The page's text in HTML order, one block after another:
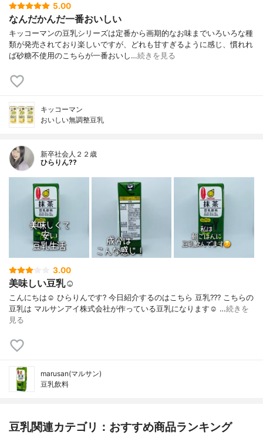
5.00
なんだかんだ一番おいしい
キッコーマンの豆乳シリーズは定番から画期的なお味までいろいろな種
類が発売されており楽しいですが、どれも甘すぎるように感じ、慣れれ
ば砂糖不使用のこちらが一番おいし…続きを見る
キッコーマン
おいしい無調整豆乳
新卒社会人２２歳
ひらりん??
3.00
美味しい豆乳☺️
こんにちは☺️ ひらりんです? 今日紹介するのはこちら 豆乳??? こちらの
豆乳は マルサンアイ株式会社が作っている豆乳になります☺️ …続きを
見る
marusan(マルサン)
豆乳飲料
豆乳関連カテゴリ：おすすめ商品ランキング